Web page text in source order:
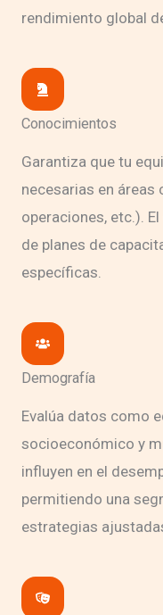
rendimiento global
Conocimientos
Garantiza que tu
necesarias en áreas
operaciones, etc.).
de planes de
específicas.
Demografía
Evalúa datos como
socioeconómico y
influyen en el
permitiendo una
estrategias